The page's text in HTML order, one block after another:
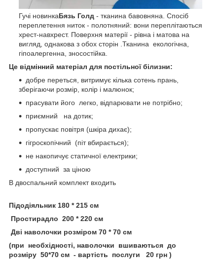
Гучі новинкаБязь Голд - тканина бавовняна. Спосіб
переплетення ниток - полотняний: вони переплітаються
хрест-навхрест. Поверхня матерії - рівна і матова на
вигляд, однакова з обох сторін .Тканина екологічна,
гіпоалергенна, зносостійка.
Це відмінний матеріал для постільної білизни:
добре переться, витримує кілька сотень прань,
зберігаючи розмір, колір і малюнок;
прасувати його легко, відпарювати не потрібно;
приємний на дотик;
пропускає повітря (шкіра дихає);
гігроскопічний (піт вбирається);
не накопичує статичної електрики;
доступний за ціною
В двоспальний комплект входить
Підодіяльник 180 * 215 см
Простирадло 200 * 220 см
Дві наволочки розміром 70 * 70 см
(при необхідності, наволочки вшиваються до
розміру 50*70 см - вартість послуги 20 грн )